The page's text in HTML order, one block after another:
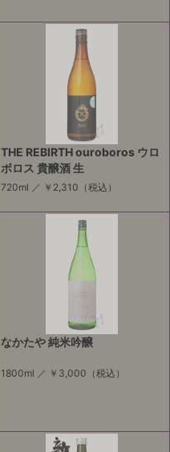
THE REBIRTH ouroboros ウロ
ボロス 貴醸酒 生
720ml ／ ￥2,310 （税込）
なかたや 純米吟醸
1800ml ／ ￥3,000 （税込）